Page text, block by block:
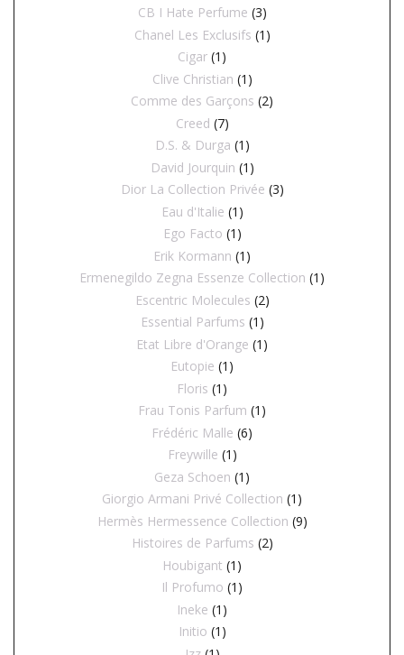
CB I Hate Perfume (3)
Chanel Les Exclusifs (1)
Cigar (1)
Clive Christian (1)
Comme des Garçons (2)
Creed (7)
D.S. & Durga (1)
David Jourquin (1)
Dior La Collection Privée (3)
Eau d'Italie (1)
Ego Facto (1)
Erik Kormann (1)
Ermenegildo Zegna Essenze Collection (1)
Escentric Molecules (2)
Essential Parfums (1)
Etat Libre d'Orange (1)
Eutopie (1)
Floris (1)
Frau Tonis Parfum (1)
Frédéric Malle (6)
Freywille (1)
Geza Schoen (1)
Giorgio Armani Privé Collection (1)
Hermès Hermessence Collection (9)
Histoires de Parfums (2)
Houbigant (1)
Il Profumo (1)
Ineke (1)
Initio (1)